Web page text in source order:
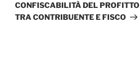
CONFISCABILITÀ DEL
TRA CONTRIBUENTE E FISCO